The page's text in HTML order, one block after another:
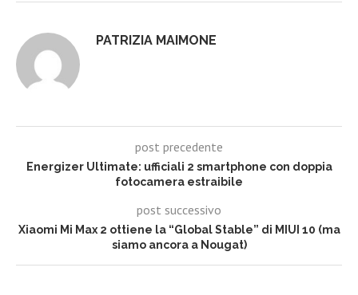
PATRIZIA MAIMONE
post precedente
Energizer Ultimate: ufficiali 2 smartphone con doppia
fotocamera estraibile
post successivo
Xiaomi Mi Max 2 ottiene la “Global Stable” di MIUI 10 (ma
siamo ancora a Nougat)